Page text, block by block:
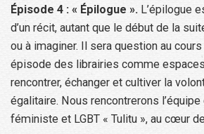
Épisode 4 : « Épilogue ». L’épilogue
d’un récit, autant que le début de la
ou à imaginer. Il sera question au
épisode des librairies comme
rencontrer, échanger et cultiver la
égalitaire. Nous rencontrerons
féministe et LGBT « Tulitu », au cœur